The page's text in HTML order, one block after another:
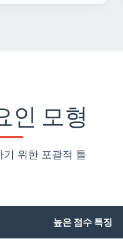
인 모형
위한 포괄적 틀
높은 점수 특징